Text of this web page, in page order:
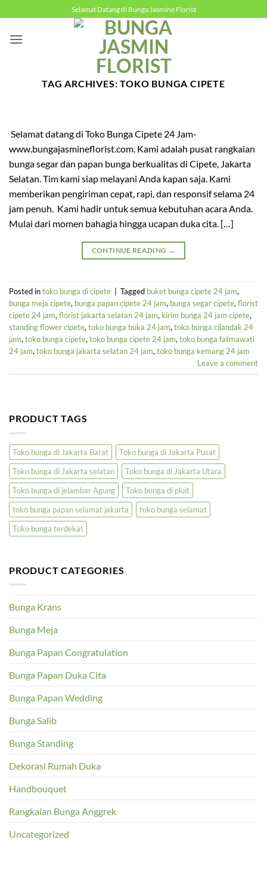
to
content
Selamat Datang di Bunga Jasmine Florist
TAG ARCHIVES:TOKO BUNGA CIPETE
Selamat datang di Toko Bunga Cipete 24 Jam-
www.bungajasmineflorist.com. Kami adalah pusat rangkaian
bunga segar dan papan bunga berkualitas di Cipete, Jakarta
Selatan. Tim kami siap melayani Anda kapan saja. Kami
memberikan pengiriman cepat, rapi, dan responsif selama 24
jam penuh. Kami hadir untuk semua kebutuhan acara Anda.
Mulai dari momen bahagia hingga ucapan duka cita. […]
CONTINUE READING →
Posted intoko bunga di cipete Tagged buket bunga cipete 24 jam,
bunga meja cipete, bunga papan cipete 24 jam, bunga segar cipete,florist
cipete 24 jam,florist jakarta selatan 24 jam, kirim bunga 24 jam cipete,
standing flower cipete,toko bunga buka 24 jam,toko bunga cilandak 24
jam,toko bunga cipete,toko bunga cipete 24 jam,toko bunga fatmawati
24 jam,toko bunga jakarta selatan 24 jam,toko bunga kemang 24 jam
Leave a comment
PRODUCT TAGS
Toko bunga di Jakarta Barat
Toko bunga di Jakarta Pusat
Toko bunga di Jakarta selatan
Toko bunga di Jakarta Utara
Toko bunga di jelambar Agung
Toko bunga di pluit
toko bunga papan selamat jakarta
toko bunga selamat
Toko bunga terdekat
PRODUCT CATEGORIES
Bunga Krans
Bunga Meja
Bunga Papan Congratulation
Bunga Papan Duka Cita
Bunga Papan Wedding
Bunga Salib
Bunga Standing
Dekorasi Rumah Duka
Handbouquet
Rangkaian Bunga Anggrek
Uncategorized